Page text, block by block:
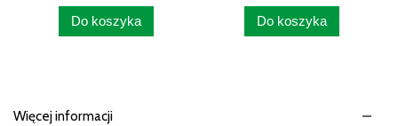
Do koszyka
Do koszyka
Więcej informacji